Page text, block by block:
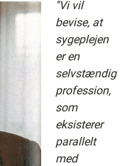
''Vi vil
bevise, at
sygeplejen
er en
selvstændig
profession,
som
eksisterer
parallelt
med